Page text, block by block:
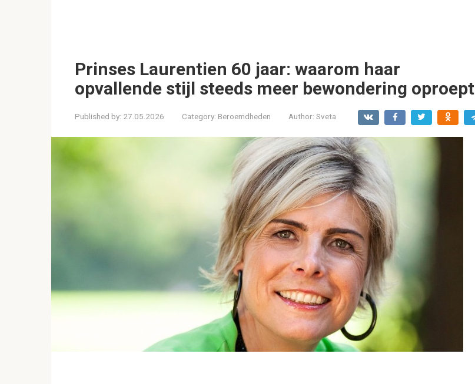
Prinses Laurentien 60 jaar: waarom haar
opvallende stijl steeds meer bewondering oproept
Published by: 27.05.2026 Category: Beroemdheden Author: Sveta